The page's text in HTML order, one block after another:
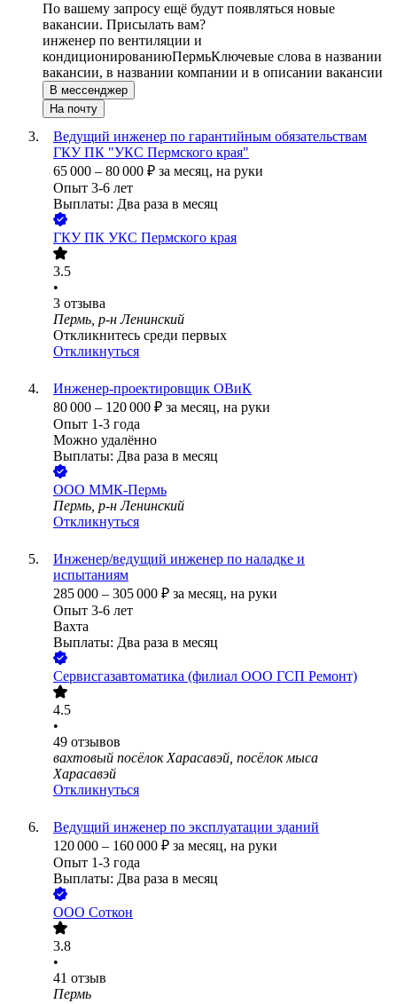
По вашему запросу ещё будут появляться новые
вакансии. Присылать вам?
инженер по вентиляции и
кондиционированиюПермьКлючевые слова в названии
вакансии, в названии компании и в описании вакансии
В мессенджер
На почту
Ведущий инженер по гарантийным обязательствам
ГКУ ПК "УКС Пермского края"
65 000 – 80 000 ₽ за месяц, на руки
Опыт 3-6 лет
Выплаты: Два раза в месяц
ГКУ ПК УКС Пермского края
3.5
•
3 отзыва
Пермь, р-н Ленинский
Откликнитесь среди первых
Откликнуться
Инженер-проектировщик ОВиК
80 000 – 120 000 ₽ за месяц, на руки
Опыт 1-3 года
Можно удалённо
Выплаты: Два раза в месяц
ООО ММК-Пермь
Пермь, р-н Ленинский
Откликнуться
Инженер/ведущий инженер по наладке и
испытаниям
285 000 – 305 000 ₽ за месяц, на руки
Опыт 3-6 лет
Вахта
Выплаты: Два раза в месяц
Сервисгазавтоматика (филиал ООО ГСП Ремонт)
4.5
•
49 отзывов
вахтовый посёлок Харасавэй, посёлок мыса
Харасавэй
Откликнуться
Ведущий инженер по эксплуатации зданий
120 000 – 160 000 ₽ за месяц, на руки
Опыт 1-3 года
Выплаты: Два раза в месяц
ООО Соткон
3.8
•
41 отзыв
Пермь